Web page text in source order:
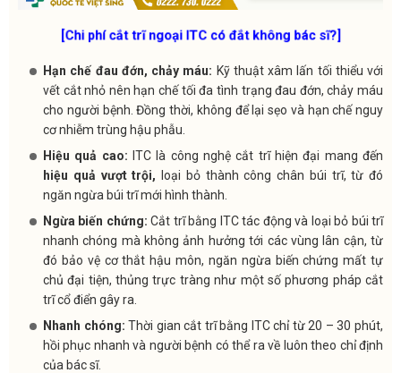
[Chi phí cắt trĩ ngoại ITC có đắt không bác sĩ?]
Hạn chế đau đớn, chảy máu: Kỹ thuật xâm lấn tối thiểu với
vết cắt nhỏ nên hạn chế tối đa tình trạng đau đớn, chảy máu
cho người bệnh. Đồng thời, không để lại sẹo và hạn chế nguy
cơ nhiễm trùng hậu phẫu.
Hiệu quả cao: ITC là công nghệ cắt trĩ hiện đại mang đến
hiệu quả vượt trội, loại bỏ thành công chân búi trĩ, từ đó
ngăn ngừa búi trĩ mới hình thành.
Ngừa biến chứng: Cắt trĩ bằng ITC tác động và loại bỏ búi trĩ
nhanh chóng mà không ảnh hưởng tới các vùng lân cận, từ
đó bảo vệ cơ thắt hậu môn, ngăn ngừa biến chứng mất tự
chủ đại tiện, thủng trực tràng như một số phương pháp cắt
trĩ cổ điển gây ra.
Nhanh chóng: Thời gian cắt trĩ bằng ITC chỉ từ 20 – 30 phút,
hồi phục nhanh và người bệnh có thể ra về luôn theo chỉ định
của bác sĩ.